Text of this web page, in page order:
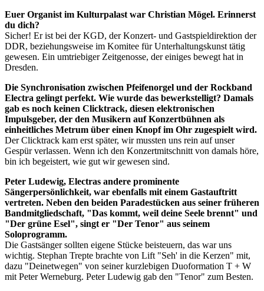
Euer Organist im Kulturpalast war Christian Mögel. Erinnerst
du dich?
Sicher! Er ist bei der KGD, der Konzert- und Gastspieldirektion der
DDR, beziehungsweise im Komitee für Unterhaltungskunst tätig
gewesen. Ein umtriebiger Zeitgenosse, der einiges bewegt hat in
Dresden.
Die Synchronisation zwischen Pfeifenorgel und der Rockband
Electra gelingt perfekt. Wie wurde das bewerkstelligt? Damals
gab es noch keinen Clicktrack, diesen elektronischen
Impulsgeber, der den Musikern auf Konzertbühnen als
einheitliches Metrum über einen Knopf im Ohr zugespielt wird.
Der Clicktrack kam erst später, wir mussten uns rein auf unser
Gespür verlassen. Wenn ich den Konzertmitschnitt von damals höre,
bin ich begeistert, wie gut wir gewesen sind.
Peter Ludewig, Electras andere prominente
Sängerpersönlichkeit, war ebenfalls mit einem Gastauftritt
vertreten. Neben den beiden Paradestücken aus seiner früheren
Bandmitgliedschaft, "Das kommt, weil deine Seele brennt" und
"Der grüne Esel", singt er "Der Tenor" aus seinem
Soloprogramm.
Die Gastsänger sollten eigene Stücke beisteuern, das war uns
wichtig. Stephan Trepte brachte von Lift "Seh' in die Kerzen" mit,
dazu "Deinetwegen" von seiner kurzlebigen Duoformation T + W
mit Peter Werneburg. Peter Ludewig gab den "Tenor" zum Besten.